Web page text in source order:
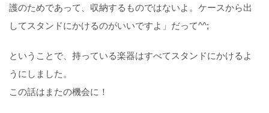
護のためであって、収納するものではないよ。ケースから出
してスタンドにかけるのがいいですよ」だって^^;
ということで、持っている楽器はすべてスタンドにかけるよ
うにしました。
この話はまたの機会に！